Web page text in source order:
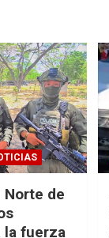
Norte de
la fuerza